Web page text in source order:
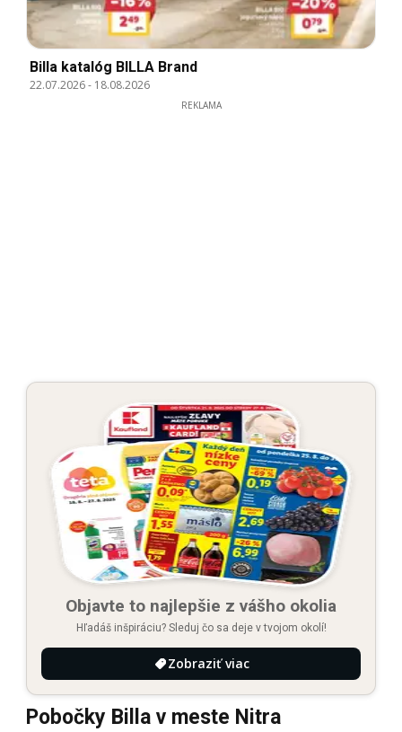
Billa katalóg BILLA Brand
22.07.2026- 18.08.2026
REKLAMA
Objavte to najlepšie z vášho okolia
Hľadáš inšpiráciu? Sleduj čo sa deje v tvojom okolí!
Zobraziť viac
Pobočky Billa v meste Nitra